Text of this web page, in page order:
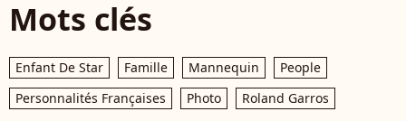
Mots clés
Enfant De Star Famille Mannequin
People
Personnalités Françaises
Photo Roland Garros